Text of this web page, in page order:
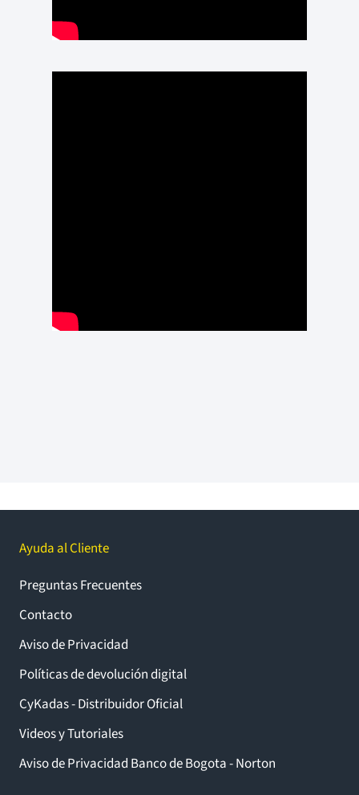
Ayuda al Cliente
Preguntas Frecuentes
Contacto
Aviso de Privacidad
Políticas de devolución digital
CyKadas - Distribuidor Oficial
Videos y Tutoriales
Aviso de Privacidad Banco de Bogota - Norton